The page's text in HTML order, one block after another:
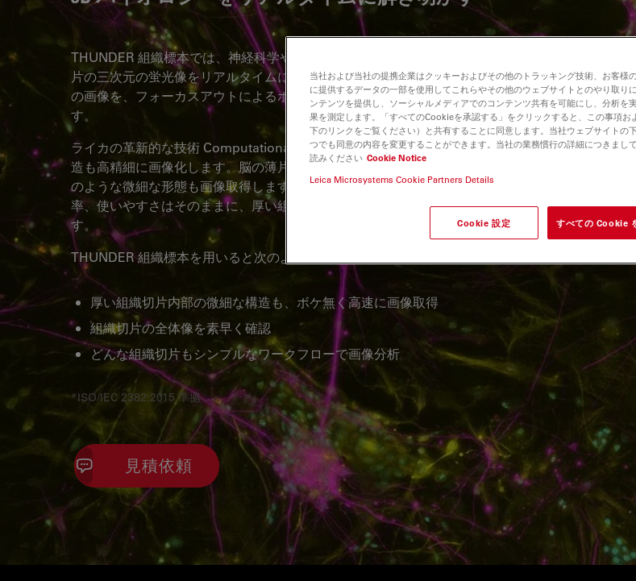
THUNDER 組織標本では、神経科学や組織学研究でよく用いられる組織切
片の三次元の蛍光像をリアルタイムに取得することができます。厚い組織
の画像を、フォーカスアウトによるボケなく、細部まで鮮明に取得できま
す。
ライカの革新的な技術 Computational Clearing により組織深部の微細構
造も高精細に画像化します。脳の薄片切片のニューロンの軸索や樹状突起
のような微細な形態も画像取得します。WideField 顕微鏡の速度、蛍光効
率、使いやすさはそのままに、厚い組織切片でも高品質の画像が得られま
す。
THUNDER 組織標本を用いると次のような利点を体験できます。
厚い組織切片内部の微細な構造も、ボケ無く高速に画像取得
組織切片の全体像を素早く確認
どんな組織切片もシンプルなワークフローで画像分析
*ISO/IEC 2382:2015 準拠
見積依頼
当社および当社の提携企業はクッキーおよびその他のトラッキング技術、お客様
に提供するデータの一部を使用してこれらやその他のウェブサイトとのやり取り
ンテンツを提供し、ソーシャルメディアでのコンテンツ共有を可能にし、分析を
果を測定します。「すべてのCookieを承認する」をクリックすると、この事項お
下のリンクをご覧ください）と共有することに同意します。当社ウェブサイトの
つでも同意の内容を変更することができます。当社の業務慣行の詳細につきまし
読みください Cookie Notice
Leica Microsystems Cookie Partners Details
Cookie 設定 すべての Cookie